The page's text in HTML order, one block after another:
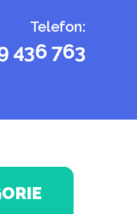
Telefon:
436 763